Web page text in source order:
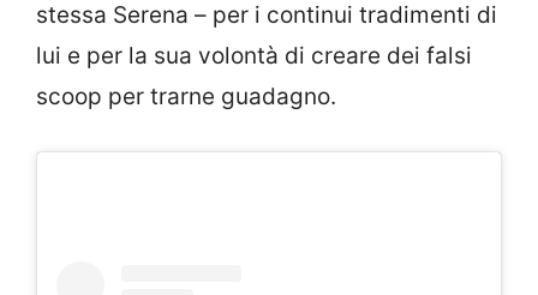
stessa Serena – per i continui tradimenti di
lui e per la sua volontà di creare dei falsi
scoop per trarne guadagno.